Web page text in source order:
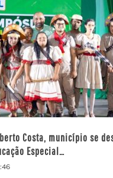
Costa, município se
Especial…